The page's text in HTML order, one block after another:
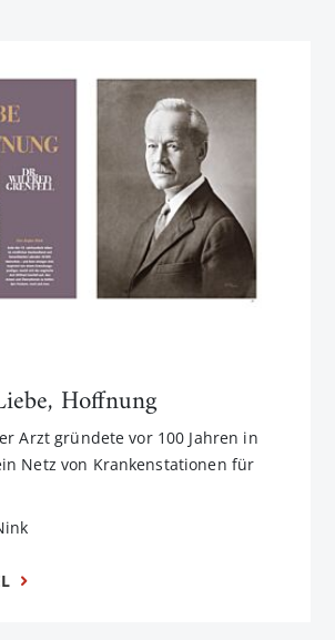
Hoffnung
Arzt gründete vor 100 Jahren in
Netz von Krankenstationen für